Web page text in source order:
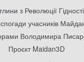
з Революції Гідності
учасників
Володимира
Проєкт Maidan3D